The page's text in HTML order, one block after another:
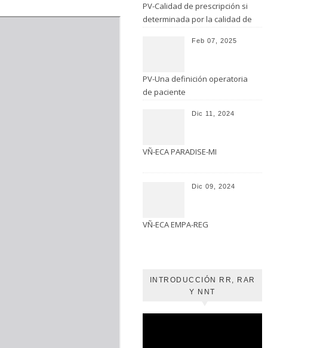
PV-Calidad de prescripción si
determinada por la calidad de
Feb 07, 2025
PV-Una definición operatoria
de paciente
Dic 11, 2024
VÑ-ECA PARADISE-MI
Dic 09, 2024
VÑ-ECA EMPA-REG
INTRODUCCIÓN RR, RAR
Y NNT